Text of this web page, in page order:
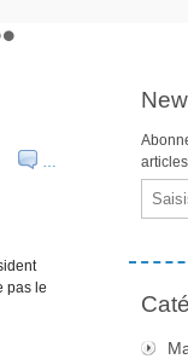
…
pas le
Email